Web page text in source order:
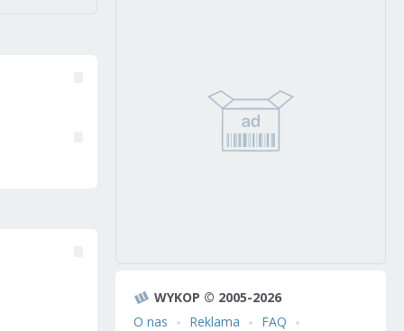
WYKOP © 2005-2026
O nas
Reklama
FAQ